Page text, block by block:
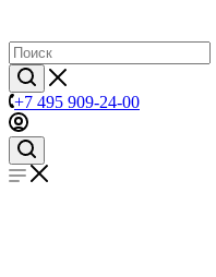
+7 495 909-24-00